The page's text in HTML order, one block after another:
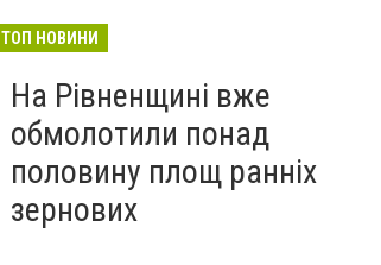
ТОП НОВИНИ
На Рівненщині вже
обмолотили понад
половину площ ранніх
зернових